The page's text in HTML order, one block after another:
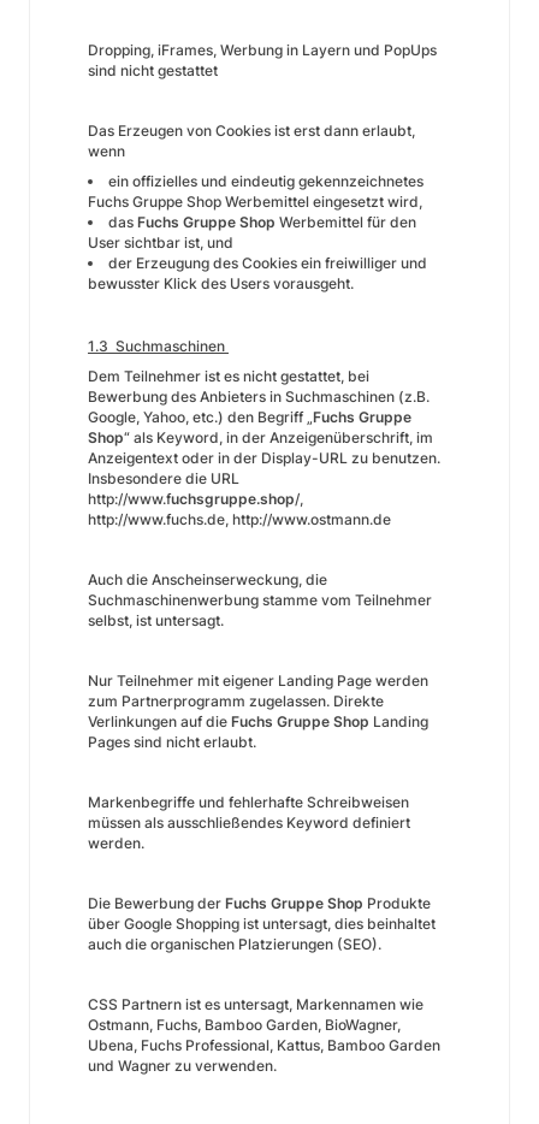
Dropping, iFrames, Werbung in Layern und PopUps
sind nicht gestattet
Das Erzeugen von Cookies ist erst dann erlaubt,
wenn
ein offizielles und eindeutig gekennzeichnetes
Fuchs Gruppe Shop Werbemittel eingesetzt wird,
das Fuchs Gruppe Shop Werbemittel für den
User sichtbar ist, und
der Erzeugung des Cookies ein freiwilliger und
bewusster Klick des Users vorausgeht.
1.3 Suchmaschinen
Dem Teilnehmer ist es nicht gestattet, bei
Bewerbung des Anbieters in Suchmaschinen (z.B.
Google, Yahoo, etc.) den Begriff „Fuchs Gruppe
Shop“ als Keyword, in der Anzeigenüberschrift, im
Anzeigentext oder in der Display-URL zu benutzen.
Insbesondere die URL
http://www.fuchsgruppe.shop/,
http://www.fuchs.de, http://www.ostmann.de
Auch die Anscheinserweckung, die
Suchmaschinenwerbung stamme vom Teilnehmer
selbst, ist untersagt.
Nur Teilnehmer mit eigener Landing Page werden
zum Partnerprogramm zugelassen. Direkte
Verlinkungen auf die Fuchs Gruppe Shop Landing
Pages sind nicht erlaubt.
Markenbegriffe und fehlerhafte Schreibweisen
müssen als ausschließendes Keyword definiert
werden.
Die Bewerbung der Fuchs Gruppe Shop Produkte
über Google Shopping ist untersagt, dies beinhaltet
auch die organischen Platzierungen (SEO).
CSS Partnern ist es untersagt, Markennamen wie
Ostmann, Fuchs, Bamboo Garden, BioWagner,
Ubena, Fuchs Professional, Kattus, Bamboo Garden
und Wagner zu verwenden.